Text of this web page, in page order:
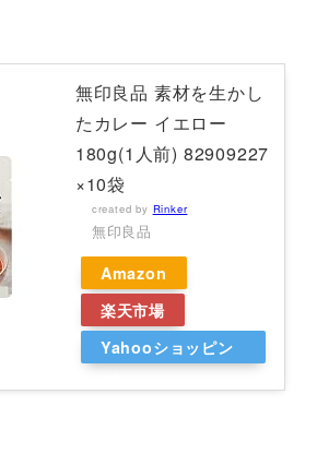
無印良品 素材を生かし
たカレー イエロー
180g(1人前) 82909227
×10袋
created by Rinker
無印良品
Amazon
楽天市場
Yahooショッピン